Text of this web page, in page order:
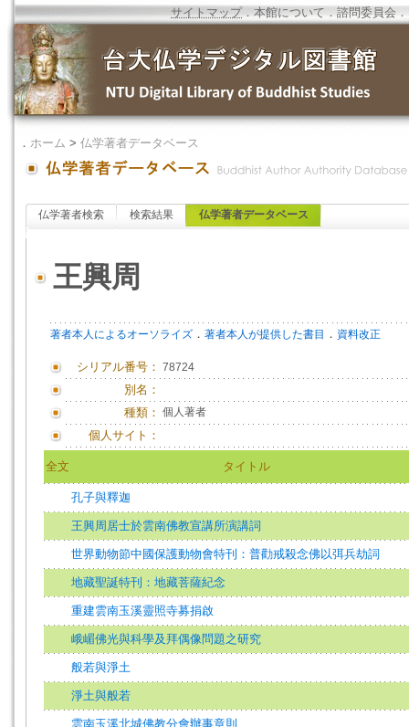
サイトマップ．本館について ．諮問委員会 ．
． ホーム > 仏学著者データベース
仏学著者検索 検索結果 仏学著者データベース
王興周
著者本人によるオーソライズ ． 著者本人が提供した書目 ． 資料改正
シリアル番号： 78724
別名：
種類： 個人著者
個人サイト：
全文 タイトル
孔子與釋迦
王興周居士於雲南佛教宣講所演講詞
世界動物節中國保護動物會特刊：普勸戒殺念佛以弭兵劫詞
地藏聖誕特刊：地藏菩薩紀念
重建雲南玉溪靈照寺募捐啟
峨嵋佛光與科學及拜偶像問題之研究
般若與淨土
淨土與般若
雲南玉溪北城佛教分會辦事章則